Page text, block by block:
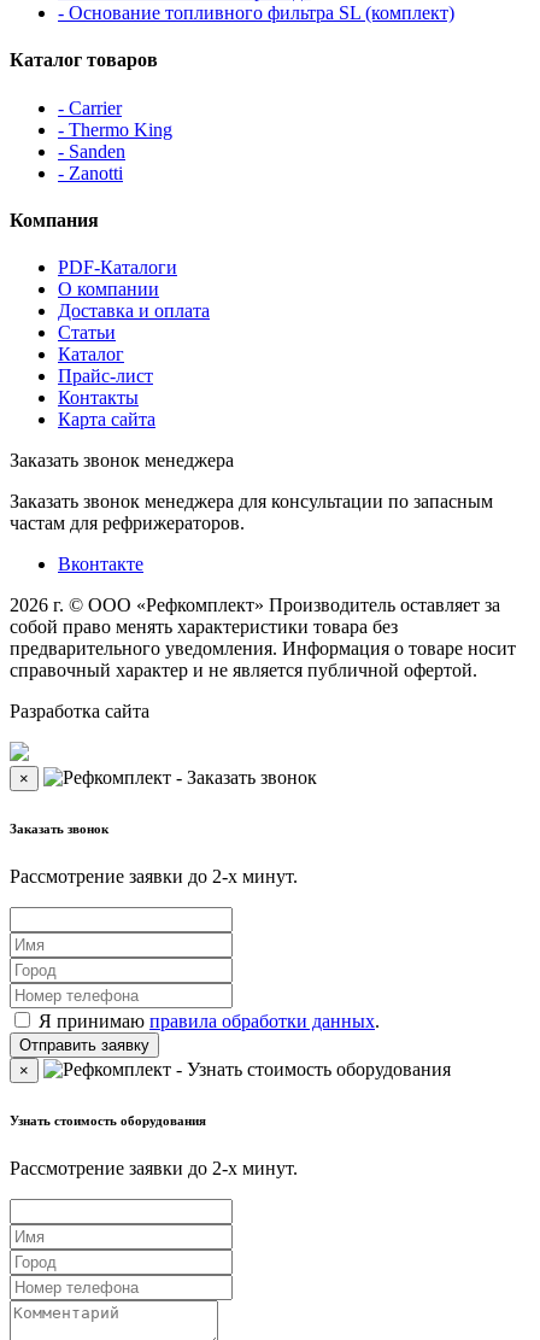
- Основание топливного фильтра SL (комплект)
Каталог товаров
- Carrier
- Thermo King
- Sanden
- Zanotti
Компания
PDF-Каталоги
О компании
Доставка и оплата
Статьи
Каталог
Прайс-лист
Контакты
Карта сайта
Заказать звонок менеджера
Заказать звонок менеджера для консультации по запасным
частам для рефрижераторов.
Вконтакте
2026 г. © ООО «Рефкомплект» Производитель оставляет за
собой право менять характеристики товара без
предварительного уведомления. Информация о товаре носит
справочный характер и не является публичной офертой.
Разработка сайта
×
Заказать звонок
Рассмотрение заявки до 2-x минут.
Я принимаю правила обработки данных.
×
Узнать стоимость оборудования
Рассмотрение заявки до 2-x минут.